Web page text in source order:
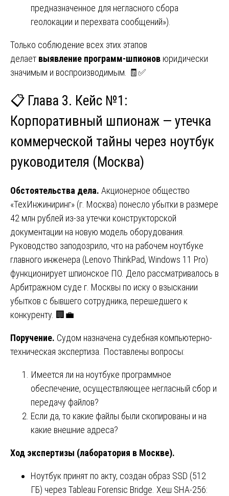
предназначенное для негласного сбора
геолокации и перехвата сообщений»).
Только соблюдение всех этих этапов
делает выявление программ-шпионов юридически
значимым и воспроизводимым. 🧾✅
📋 Глава 3. Кейс №1:
Корпоративный шпионаж — утечка
коммерческой тайны через ноутбук
руководителя (Москва)
Обстоятельства дела. Акционерное общество
«ТехИнжиниринг» (г. Москва) понесло убытки в размере
42 млн рублей из-за утечки конструкторской
документации на новую модель оборудования.
Руководство заподозрило, что на рабочем ноутбуке
главного инженера (Lenovo ThinkPad, Windows 11 Pro)
функционирует шпионское ПО. Дело рассматривалось в
Арбитражном суде г. Москвы по иску о взыскании
убытков с бывшего сотрудника, перешедшего к
конкуренту. 🏢💼
Поручение. Судом назначена судебная компьютерно-
техническая экспертиза. Поставлены вопросы:
Имеется ли на ноутбуке программное
обеспечение, осуществляющее негласный сбор и
передачу файлов?
Если да, то какие файлы были скопированы и на
какие внешние адреса?
Ход экспертизы (лаборатория в Москве).
Ноутбук принят по акту, создан образ SSD (512
ГБ) через Tableau Forensic Bridge. Хеш SHA-256: